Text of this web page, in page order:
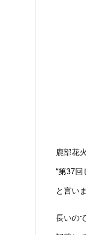
鹿部花
“第37
と言い
長いの